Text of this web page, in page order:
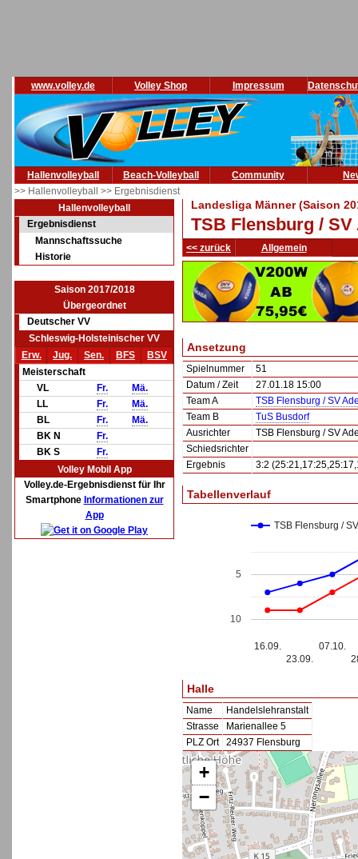
www.volley.de Volley Shop Impressum
Hallenvolleyball Beach-Volleyball Community
>> Hallenvolleyball >> Ergebnisdienst
Hallenvolleyball
Ergebnisdienst
Mannschaftssuche
Historie
Saison 2017/2018
Übergeordnet
Deutscher VV
Schleswig-Holsteinischer VV
Erw.
Jug. Sen. BFS
BSV
Meisterschaft
VL
Fr.
Mä.
LL
Fr.
Mä.
BL
Fr.
Mä.
BK N
Fr.
BK S
Fr.
Volley Mobil App
Volley.de-Ergebnisdienst für Ihr
Smartphone Informationen zur
App
Landesliga Männer (Saison
TSB Flensburg /
<< zurück Allgemein
Ansetzung
Spielnummer
51
Datum / Zeit
27.01.18 15:00
Team A
TSB Flensburg / SV
Team B
TuS Busdorf
Ausrichter
TSB Flensburg / SV
Schiedsrichter
Ergebnis
3:2
Tabellenverlauf
TSB Flensburg /
16.09.
23.09.
07.10.
5
10
Halle
Name
Handelslehranstalt
Strasse
Marienallee 5
PLZ Ort
24937 Flensburg
+
−